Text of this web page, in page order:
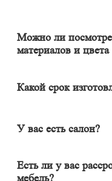
Можно ли
материалов и цвета
месте в собственном
Какой срок
среднем цикл
У вас есть салон?
компаний в Москве и
Есть ли у вас
мебель?